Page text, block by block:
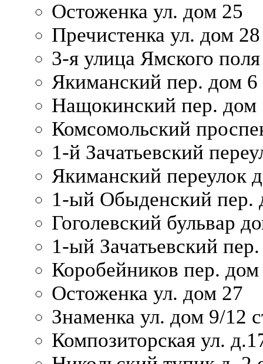
Остоженка ул. дом 25
Пречистенка ул. дом 28
3-я улица Ямского
Якиманский пер. дом 6
Нащокинский пер. дом
Комсомольский
1-й Зачатьевский
Якиманский переулок
1-ый Обыденский пер.
Гоголевский бульвар
1-ый Зачатьевский
Коробейников пер.
Остоженка ул. дом 27
Знаменка ул. дом 9/12
Композиторская ул.